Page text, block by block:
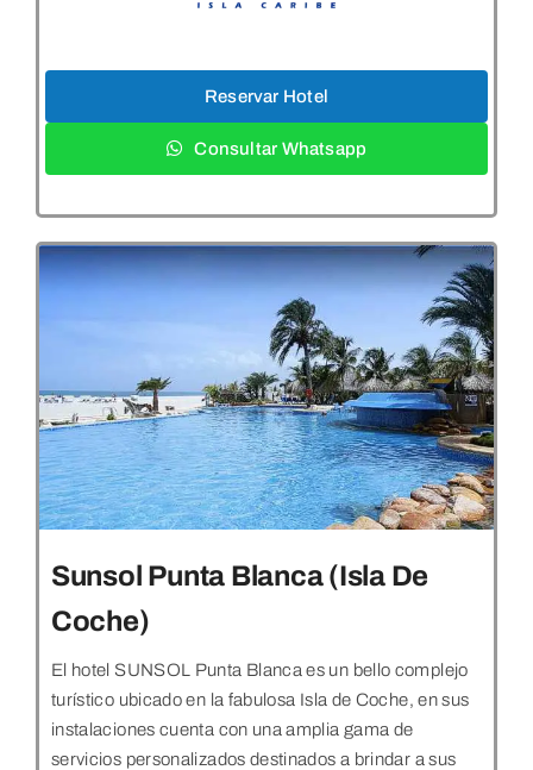
Reservar Hotel
Consultar Whatsapp
Sunsol Punta Blanca (Isla De
Coche)
El hotel SUNSOL Punta Blanca es un bello complejo
turístico ubicado en la fabulosa Isla de Coche, en sus
instalaciones cuenta con una amplia gama de
servicios personalizados destinados a brindar a sus